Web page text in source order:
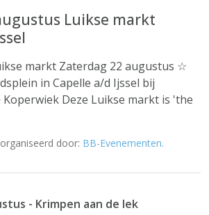
Luikse markt
markt Zaterdag 22 augustus ☆
in Capelle a/d Ijssel bij
Deze Luikse markt is 'the
door: BB-Evenementen.
- Krimpen aan de lek